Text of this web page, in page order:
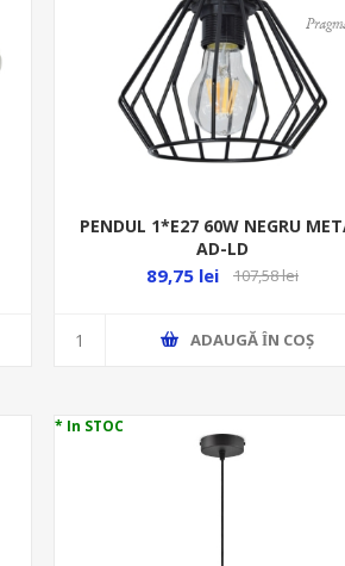
PENDUL 1*E27 60W NEGRU
AD-LD
89,75 lei 107,58 lei
ADAUGĂ ȊN COŞ
* In STOC